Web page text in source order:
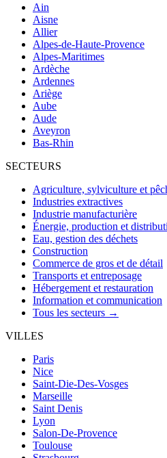
Ain
Aisne
Allier
Alpes-de-Haute-Provence
Alpes-Maritimes
Ardèche
Ardennes
Ariège
Aube
Aude
Aveyron
Bas-Rhin
SECTEURS
Agriculture, sylviculture et
Industries extractives
Industrie manufacturière
Énergie, production et
Eau, gestion des déchets
Construction
Commerce de gros et de détail
Transports et entreposage
Hébergement et restauration
Information et communication
Tous les secteurs →
VILLES
Paris
Nice
Saint-Die-Des-Vosges
Marseille
Saint Denis
Lyon
Salon-De-Provence
Toulouse